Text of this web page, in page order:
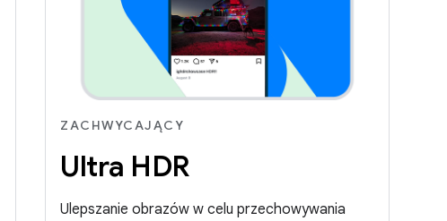
ZACHWYCAJĄCY
Ultra HDR
Ulepszanie obrazów w celu przechowywania